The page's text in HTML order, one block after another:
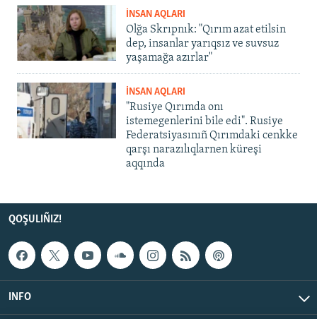
İNSAN AQLARI
Olğa Skrıpnık: "Qırım azat etilsin
dep, insanlar yarıqsız ve suvsuz
yaşamağa azırlar"
İNSAN AQLARI
"Rusiye Qırımda onı
istemegenlerini bile edi". Rusiye
Federatsiyasınıñ Qırımdaki cenkke
qarşı narazılıqlarnen küreşi
aqqında
QOŞULIÑIZ!
INFO